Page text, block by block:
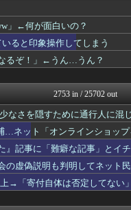
NEWSまとめもりー｜
おーるじゃんる
U-1 NEWS.
watch＠２ちゃんねる
オレ的ゲーム速報＠刃
投資ちゃんねる
常識的に考えた
みそパンNEWS
軍事・ミリタリー速
国難にあってもの申
U-1 NEWS.
にゅーすアルー！
おーるじゃんる
ニュース30over
かせまと！
」←何が面白いの？
ると印象操作してしまう
るぞ！」←うん…うん？
2753 in / 25702 out
なさを隠すために通行人に混
…ネット「オンラインショッ
』記事に「難癖な記事」とイ
の虚偽説明も判明してネット
→「寄付自体は否定してない